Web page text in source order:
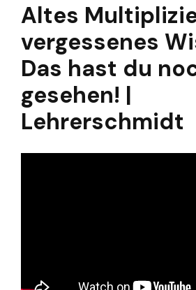
Altes
vergessenes
Das hast du
gesehen! |
Lehrerschmidt